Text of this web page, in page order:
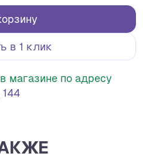
в 1 клик
магазине по адресу